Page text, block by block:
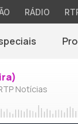
RÁDIO
Notícias